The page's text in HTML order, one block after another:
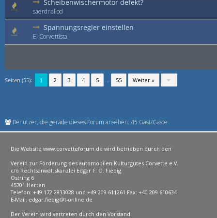
Scheibenwischermotor defekt?
saerdnallod
Spannungsregler einstellen
El Corvettista
Seiten (55): 1 2 3 4 5 ... 55 Weiter »
Benutzer, die gerade dieses Forum ansehen: 45 Gast/Gäste
Die Website www.corvetteforum.de wird betrieben durch den
Verein zur Förderung des automobilen Kulturgutes Corvette e.V.
c/o Rechtsanwaltskanzlei Edgar F. O. Fiebig
Ostring 6
45701 Herten
Telefon: +49 172 2833028 und +49 209 611261 Fax: +40 209 610634
E-Mail: edgar.fiebig@t-online.de
Der Verein wird vertreten durch den Vorstand